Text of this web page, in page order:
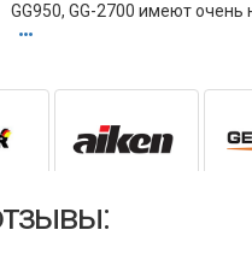
GG950, GG-2700 имеют